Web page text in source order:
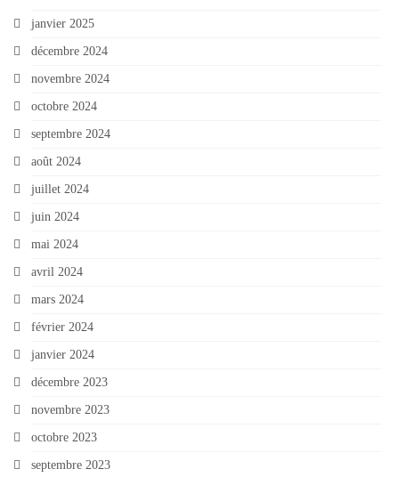
janvier 2025
décembre 2024
novembre 2024
octobre 2024
septembre 2024
août 2024
juillet 2024
juin 2024
mai 2024
avril 2024
mars 2024
février 2024
janvier 2024
décembre 2023
novembre 2023
octobre 2023
septembre 2023